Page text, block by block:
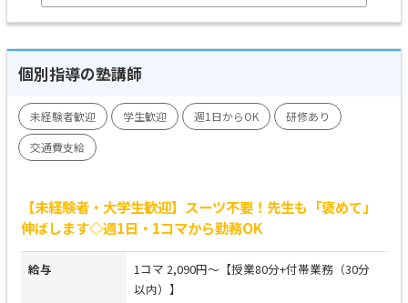
個別指導の塾講師
未経験者歓迎 学生歓迎 週1日からOK
研修あり
交通費支給
【未経験者・大学生歓迎】スーツ不要！先生も「褒めて」
伸ばします◇週1日・1コマから勤務OK
給与
1コマ 2,090円～【授業80分+付帯業務（30分
以内）】